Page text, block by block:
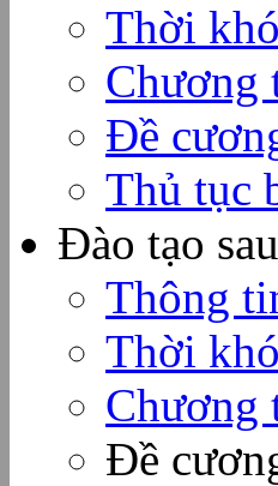
Thời
Chương
Đề
Thủ tục
Đào tạo
Thông
Thời
Chương
Đề